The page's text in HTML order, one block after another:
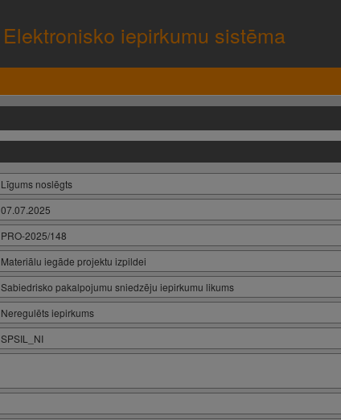
Elektronisko iepirkumu sistēma
Līgums noslēgts
07.07.2025
PRO-2025/148
Materiālu iegāde projektu izpildei
Sabiedrisko pakalpojumu sniedzēju iepirkumu likums
Neregulēts iepirkums
SPSIL_NI